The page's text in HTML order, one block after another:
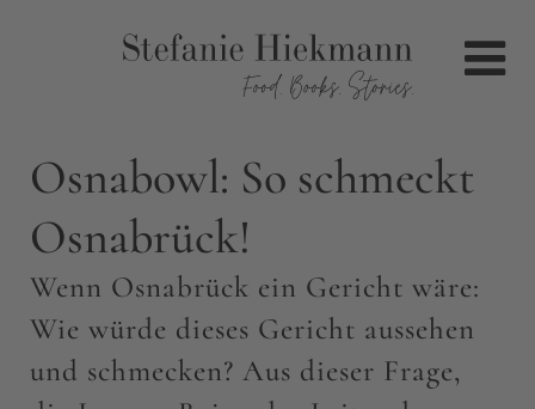
Osnabowl: So schmeckt
Osnabrück!
Wenn Osnabrück ein Gericht wäre:
Wie würde dieses Gericht aussehen
und schmecken? Aus dieser Frage,